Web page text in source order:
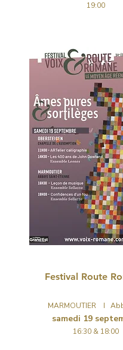
19:00
Festival Route
MARMOUTIER I
samedi 19
16:30 & 18:00